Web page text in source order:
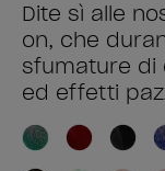
Dite sì alle
on, che
sfumature di
ed effetti